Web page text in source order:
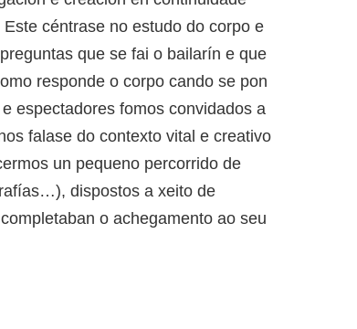
céntrase no estudo do corpo e
que se fai o bailarín e que
responde o corpo cando se pon
espectadores fomos convidados a
falase do contexto vital e creativo
un pequeno percorrido de
dispostos a xeito de
o achegamento ao seu